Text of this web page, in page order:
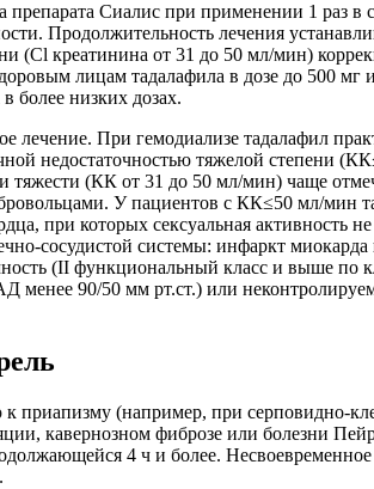
препарата Сиалис при применении 1 раз в
Продолжительность лечения
(Cl креатинина от 31 до 50 мл/мин)
лицам тадалафила в дозе до 500
более низких дозах.
лечение. При гемодиализе тадалафил
недостаточностью тяжелой степени
тяжести (КК от 31 до 50 мл/мин) чаще
У пациентов с КК≤50 мл/мин
при которых сексуальная активность
сосудистой системы: инфаркт
(II функциональный класс и выше
90/50 мм рт.ст.) или
приапизму (например, при серповидно-
кавернозном фиброзе или болезни
4 ч и более.